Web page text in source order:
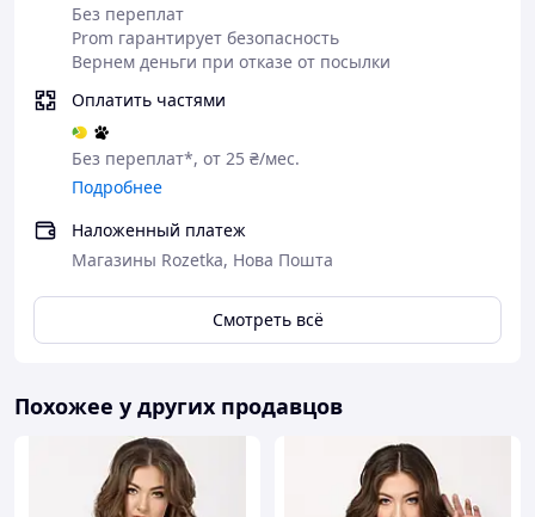
Без переплат
Prom гарантирует безопасность
Вернем деньги при отказе от посылки
Оплатить частями
Без переплат*, от 25 ₴/мес.
Подробнее
Наложенный платеж
Магазины Rozetka, Нова Пошта
Смотреть всё
Похожее у других продавцов